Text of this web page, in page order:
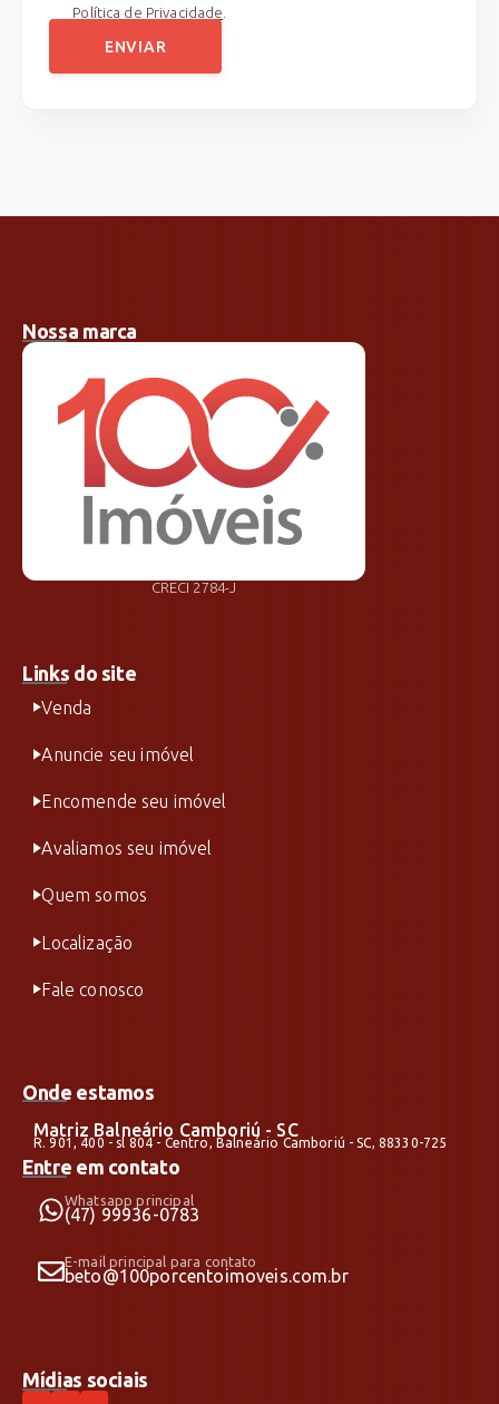
Política de Privacidade
ENVIAR
Nossa marca
CRECI 2784-J
Links do site
Venda
Anuncie seu imóvel
Encomende seu imóvel
Avaliamos seu imóvel
Quem somos
Localização
Fale conosco
Onde estamos
Matriz Balneário Camboriú - SC
R. 901, 400 - sl 804 - Centro, Balneário Camboriú - SC, 88330-725
Entre em contato
Whatsapp principal
(47) 99936-0783
E-mail principal para contato
beto@100porcentoimoveis.com.br
Mídias sociais